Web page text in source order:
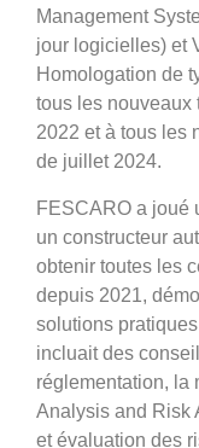
Management
jour logicielles) et
Homologation de
tous les nouveaux
2022 et à tous les
de juillet 2024.
FESCARO a joué
un constructeur
obtenir toutes les
depuis 2021,
solutions
incluait des
réglementation, la
Analysis and Risk
et évaluation des